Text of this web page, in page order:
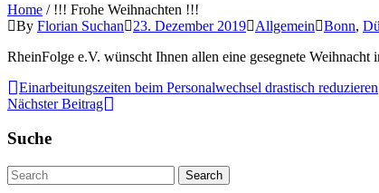
Home / !!! Frohe Weihnachten !!!
By Florian Suchan 23. Dezember 2019 Allgemein Bonn,
RheinFolge e.V. wünscht Ihnen allen eine gesegnete Weihnacht
Einarbeitungszeiten beim Personalwechsel drastisch reduzieren
Nächster Beitrag
Suche